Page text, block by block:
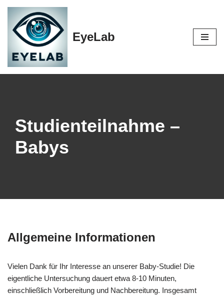
Zum
Inhalt
springen
EyeLab
Studienteilnahme –
Babys
Allgemeine Informationen
Vielen Dank für Ihr Interesse an unserer Baby-Studie! Die
eigentliche Untersuchung dauert etwa 8-10 Minuten,
einschließlich Vorbereitung und Nachbereitung. Insgesamt